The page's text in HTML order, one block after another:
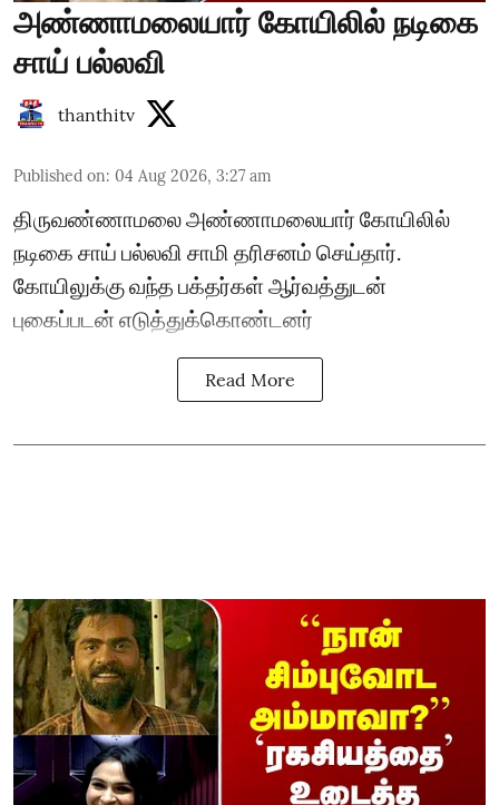
அண்ணாமலையார் கோயிலில் நடிகை
சாய் பல்லவி
thanthitv
Published on: 04 Aug 2026, 3:27 am
திருவண்ணாமலை அண்ணாமலையார் கோயிலில்
நடிகை சாய் பல்லவி சாமி தரிசனம் செய்தார்.
கோயிலுக்கு வந்த பக்தர்கள் ஆர்வத்துடன்
புகைப்படன் எடுத்துக்கொண்டனர்
Read More